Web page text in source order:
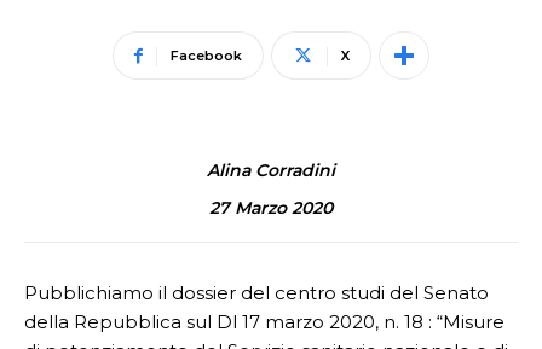
Facebook X
Alina Corradini
27 Marzo 2020
Pubblichiamo il dossier del centro studi del Senato
della Repubblica sul Dl 17 marzo 2020, n. 18 : “Misure